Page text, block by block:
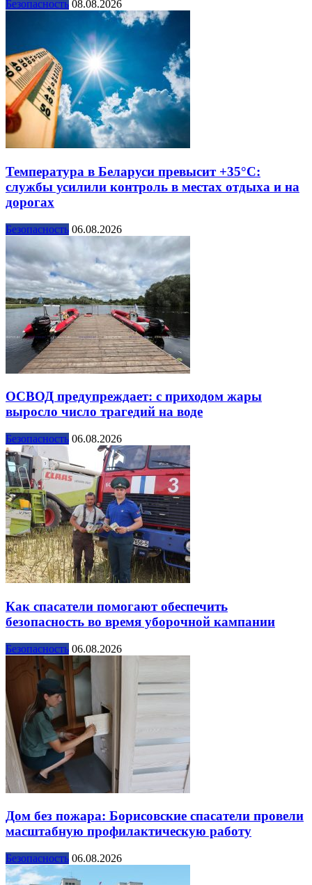
Безопасность 08.08.2026
Температура в Беларуси превысит +35°С:
службы усилили контроль в местах отдыха и на
дорогах
Безопасность 06.08.2026
ОСВОД предупреждает: с приходом жары
выросло число трагедий на воде
Безопасность 06.08.2026
Как спасатели помогают обеспечить
безопасность во время уборочной кампании
Безопасность 06.08.2026
Дом без пожара: Борисовские спасатели провели
масштабную профилактическую работу
Безопасность 06.08.2026